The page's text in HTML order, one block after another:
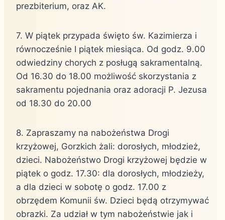
prezbiterium, oraz AK.
7. W piątek przypada święto św. Kazimierza i
równocześnie I piątek miesiąca. Od godz. 9.00
odwiedziny chorych z posługą sakramentalną.
Od 16.30 do 18.00 możliwość skorzystania z
sakramentu pojednania oraz adoracji P. Jezusa
od 18.30 do 20.00
8. Zapraszamy na nabożeństwa Drogi
krzyżowej, Gorzkich żali: dorosłych, młodzież,
dzieci. Nabożeństwo Drogi krzyżowej będzie w
piątek o godz. 17.30: dla dorosłych, młodzieży,
a dla dzieci w sobotę o godz. 17.00 z
obrzędem Komunii św. Dzieci będą otrzymywać
obrazki. Za udział w tym nabożeństwie jak i